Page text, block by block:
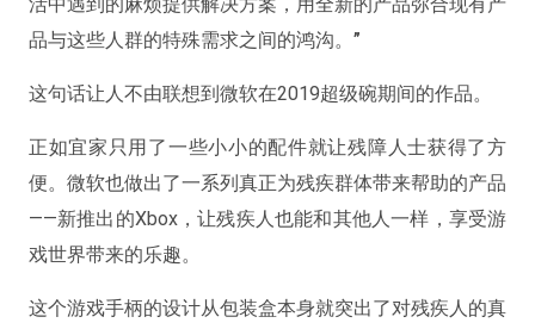
品与这些人群的特殊需求之间的鸿沟。”
这句话让人不由联想到微软在2019超级碗期间的作品。
正如宜家只用了一些小小的配件就让残障人士获得了方
便。微软也做出了一系列真正为残疾群体带来帮助的产品
——新推出的Xbox，让残疾人也能和其他人一样，享受游
戏世界带来的乐趣。
这个游戏手柄的设计从包装盒本身就突出了对残疾人的真